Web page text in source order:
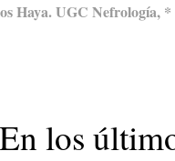
Haya. UGC Nefrología,
En los